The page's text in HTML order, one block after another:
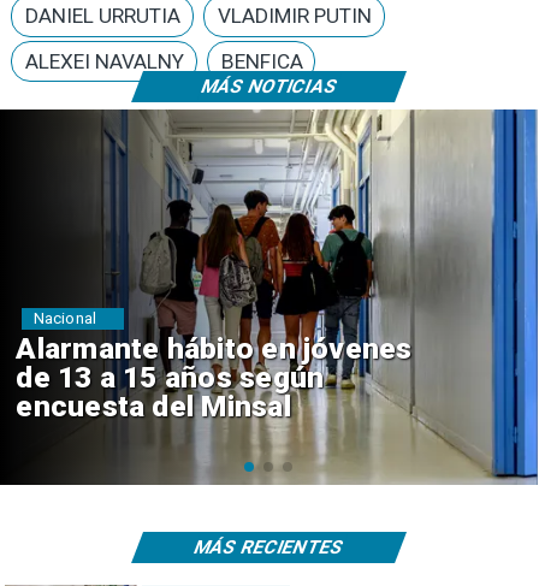
MÁS NOTICIAS
DANIEL URRUTIA
VLADIMIR PUTIN
ALEXEI NAVALNY
BENFICA
Aprueban creación del Parque
Sebastián Piñera con inversión
de $4 mil millones
Regiones
MÁS RECIENTES